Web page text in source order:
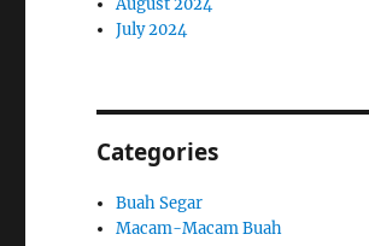
August 2024
July 2024
Categories
Buah Segar
Macam-Macam Buah